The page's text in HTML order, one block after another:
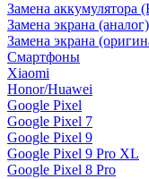
Замена аккумулятора
Замена экрана (аналог)
Замена экрана
Смартфоны
Xiaomi
Honor/Huawei
Google Pixel
Google Pixel 7
Google Pixel 9
Google Pixel 9 Pro XL
Google Pixel 8 Pro